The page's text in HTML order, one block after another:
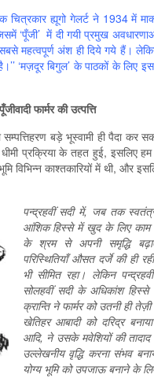
चित्रकार ह्यूगो गेलर्ट ने 1934 में
‘पूँजी’ में दी गयी प्रमुख
महत्वपूर्ण अंश ही दिये गये हैं। लेकिन
‘मज़दूर बिगुल’ के पाठकों के लिए
फार्मर की उत्पत्ति
बड़े भूस्वामी ही पैदा कर
धीमी प्रक्रिया के तहत हुई,
विभिन्‍न काश्‍तकारियों में थी, और
पन्द्रहवीं सदी में, जब तक
आंशिक हिस्से में खुद के लिए
के श्रम से अपनी समृद्धि
परिस्थितियाँ औसत दर्जे की ही
भी सीमित रहा। लेकिन
सोलहवीं सदी के अधिकांश
क्रान्ति ने फार्मर को उतनी ही
खेतिहर आबादी को दरिद्र
आदि, ने उसके मवेशियों की
उल्लेखनीय वृद्धि करना संभव
योग्य भूमि को उपजाऊ बनाने के